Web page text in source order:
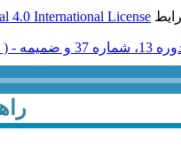
4.0 International License
شماره 37 و ضميمه - ( ضميمه لاتين 1393 )